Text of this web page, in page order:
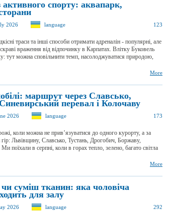
активного спорту: аквапарк,
2026 language 123
траси та інші способи отримати адреналін - популярні, але
враження від відпочинку в Карпатах. Влітку Буковель
тут можна сповільнити темп, насолоджуватися природою,
More
маршрут через Славсько,
перевал і Колочаву
2026 language 173
коли можна не прив’язуватися до одного курорту, а за
гір: Львівщину, Славсько, Тустань, Дрогобич, Боржаву,
поїхали в серпні, коли в горах тепло, зелено, багато світла
More
суміш тканин: яка чоловіча
для залу
2026 language 292